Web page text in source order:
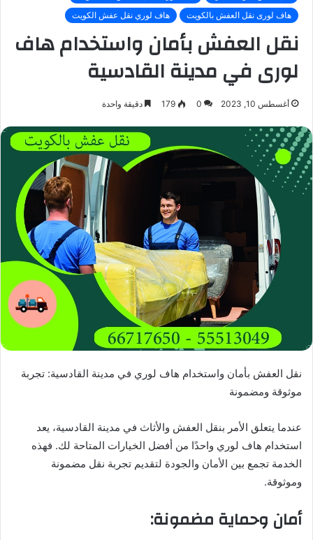
هاف لورى نقل العفش بالكويت
هاف لوري نقل عفش الكويت
نقل العفش بأمان واستخدام هاف
لورى في مدينة القادسية
أغسطس 10, 2023 0
179 دقيقة واحدة
نقل العفش بأمان واستخدام هاف لوري في مدينة القادسية: تجربة
موثوقة ومضمونة
عندما يتعلق الأمر بنقل العفش والأثاث في مدينة القادسية، يعد
استخدام هاف لوري واحدًا من أفضل الخيارات المتاحة لك. فهذه
الخدمة تجمع بين الأمان والجودة لتقديم تجربة نقل مضمونة
وموثوقة.
أمان وحماية مضمونة: